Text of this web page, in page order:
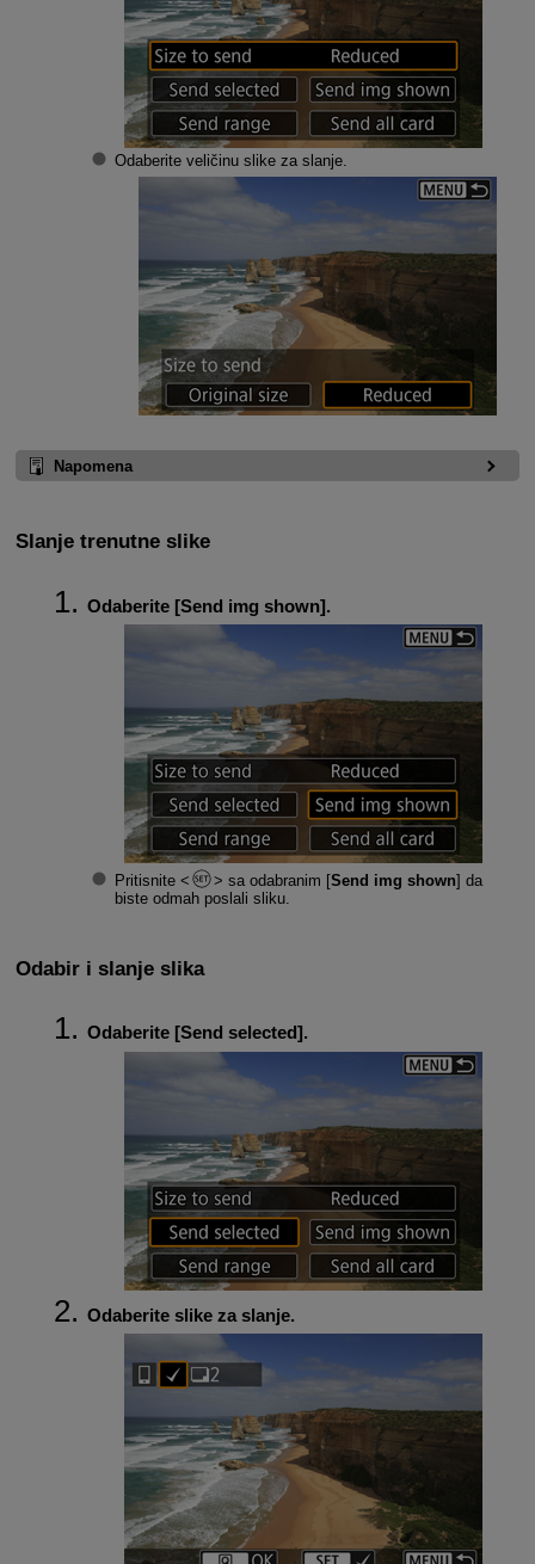
Odaberite veličinu slike za slanje.
Napomena
Slanje trenutne slike
Odaberite [Send img shown].
Pritisnite sa odabranim [Send img shown] da
biste odmah poslali sliku.
Odabir i slanje slika
Odaberite [Send selected].
Odaberite slike za slanje.